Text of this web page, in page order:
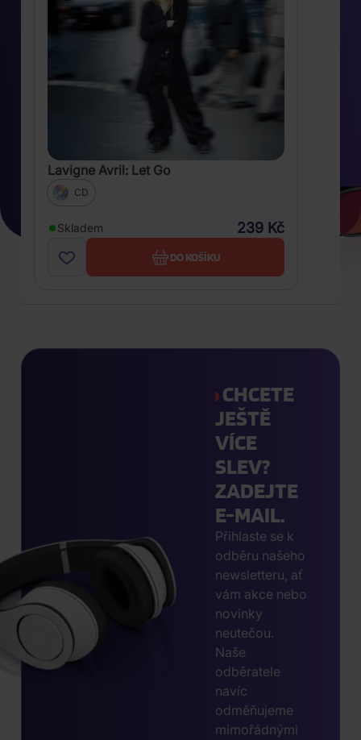
Lavigne Avril: Let Go
CD
Skladem 239 Kč
DO KOŠÍKU
CHCETE
JEŠTĚ
VÍCE
SLEV?
ZADEJTE
E-MAIL.
Přihlaste se k
odběru našeho
newsletteru, ať
vám akce nebo
novinky
neutečou.
Naše
odběratele
navíc
odměňujeme
mimořádnými